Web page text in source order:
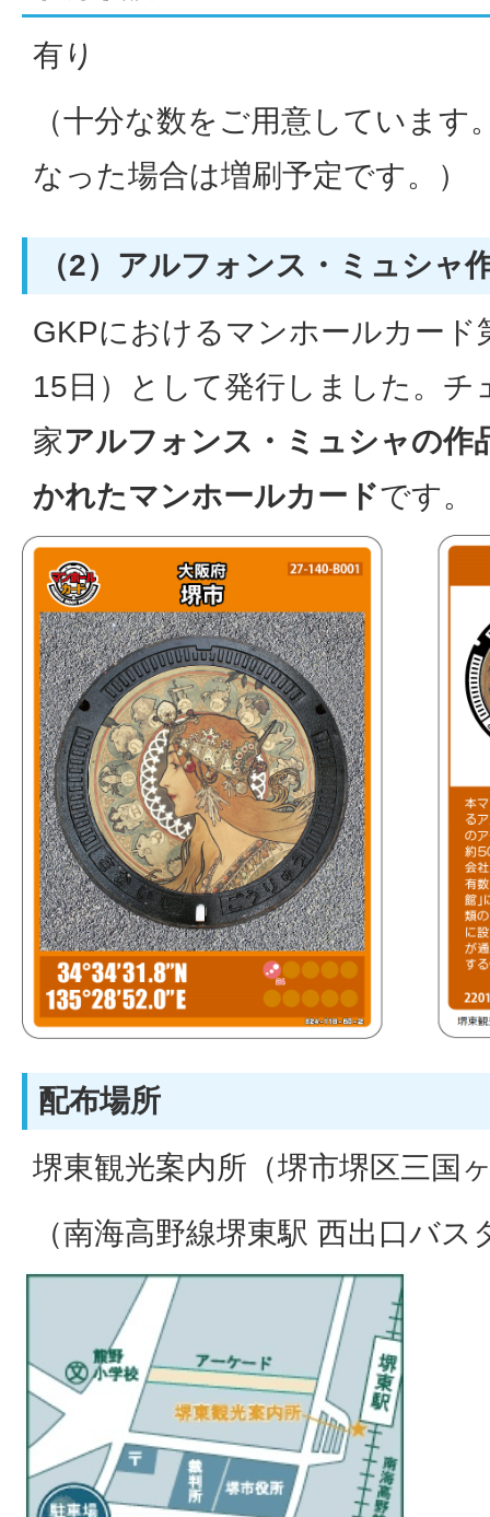
有り
（十分な数をご用意していま
なった場合は増刷予定です。）
（2）アルフォンス・ミュシャ
GKPにおけるマンホールカード
15日）として発行しました。チ
家アルフォンス・ミュシャの作
かれたマンホールカードです。
配布場所
堺東観光案内所（堺市堺区三国
（南海高野線堺東駅 西出口バ